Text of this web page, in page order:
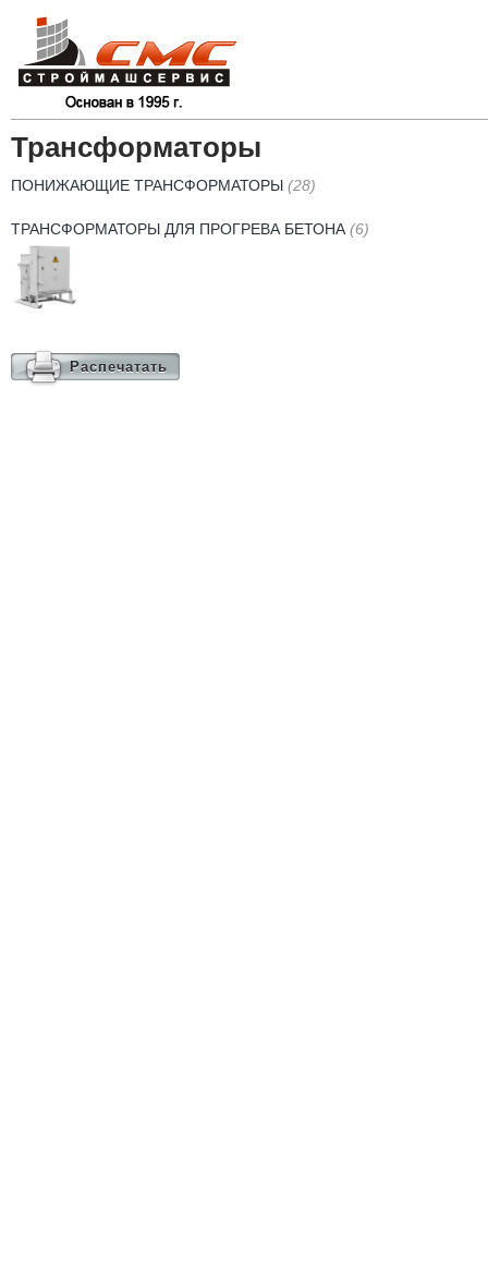
Трансформаторы
ПОНИЖАЮЩИЕ ТРАНСФОРМАТОРЫ (28)
ТРАНСФОРМАТОРЫ ДЛЯ ПРОГРЕВА БЕТОНА (6)
Распечатать